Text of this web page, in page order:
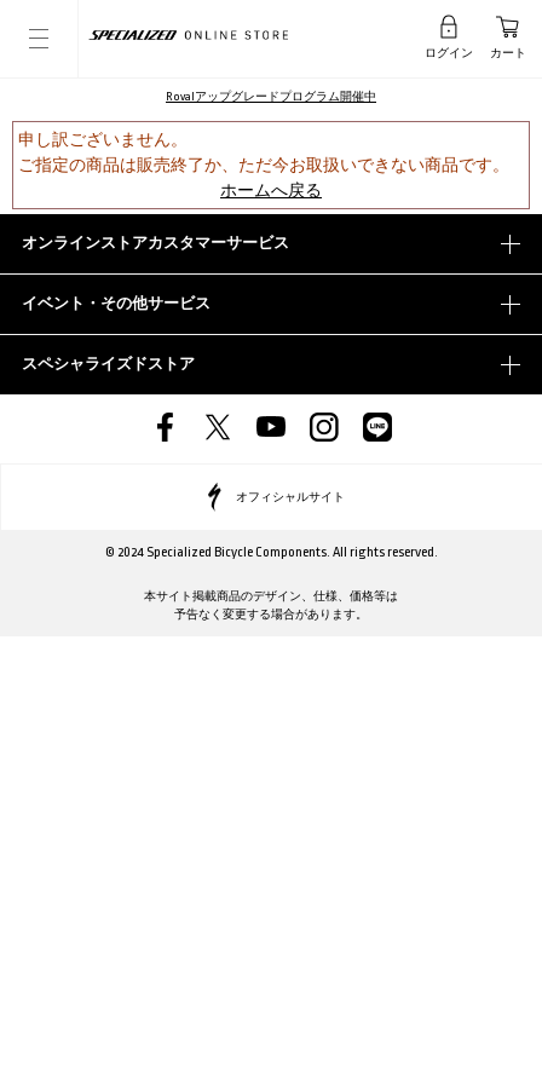
ログイン カート
Rovalアップグレードプログラム開催中
申し訳ございません。
ご指定の商品は販売終了か、ただ今お取扱いできない商品です。
ホームへ戻る
オンラインストアカスタマーサービス
イベント・その他サービス
スペシャライズドストア
オフィシャルサイト
© 2024 Specialized Bicycle Components. All rights reserved.
本サイト掲載商品のデザイン、仕様、価格等は
予告なく変更する場合があります。